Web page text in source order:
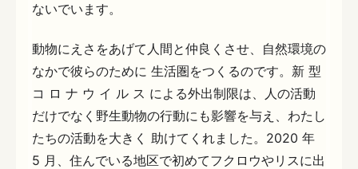
ないでいます。
動物にえさをあげて人間と仲良くさせ、自然環境の
なかで彼らのために 生活圏をつくるのです。新 型
コ ロ ナ ウ イ ル ス による外出制限は、人の活動
だけでなく野生動物の行動にも影響を与え、わたし
たちの活動を大きく 助けてくれました。2020 年
5 月、住んでいる地区で初めてフクロウやリスに出